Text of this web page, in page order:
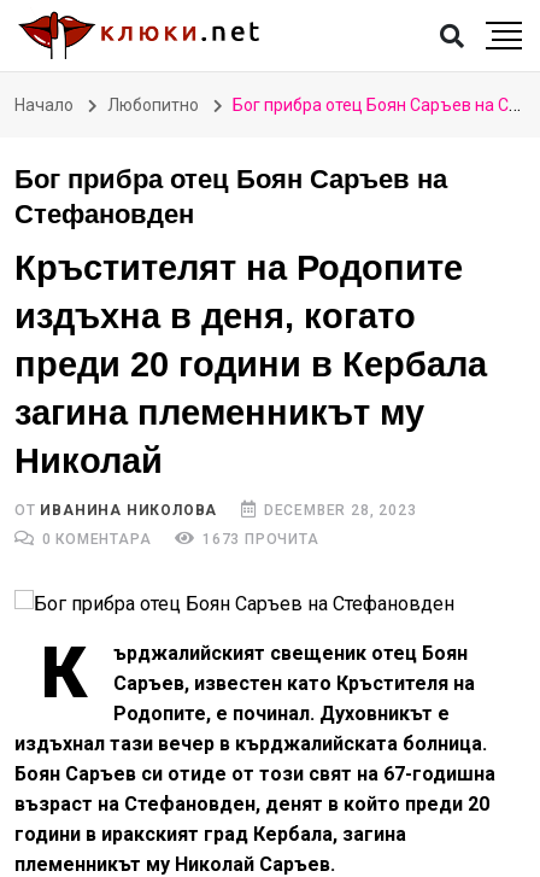
Начало Любопитно Бог прибра отец Боян Саръев на Стефановден
Бог прибра отец Боян Саръев на
Стефановден
Кръстителят на Родопите
издъхна в деня, когато
преди 20 години в Кербала
загина племенникът му
Николай
ОТ ИВАНИНА НИКОЛОВА
DECEMBER 28, 2023
0 КОМЕНТАРА
1673 ПРОЧИТА
К
ърджалийският свещеник отец Боян
Саръев, известен като Кръстителя на
Родопите, е починал. Духовникът е
издъхнал тази вечер в кърджалийската болница.
Боян Саръев си отиде от този свят на 67-годишна
възраст на Стефановден, денят в който преди 20
години в иракският град Кербала, загина
племенникът му Николай Саръев.